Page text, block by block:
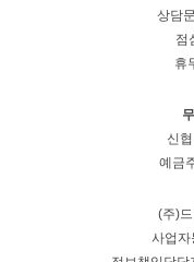
상담
점
휴
신
예금
(주)
사업자